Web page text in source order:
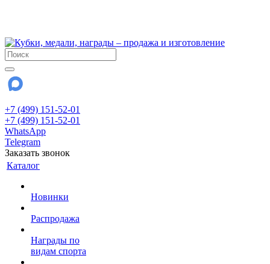
+7 (499) 151-52-01
+7 (499) 151-52-01
WhatsApp
Telegram
Заказать звонок
Каталог
Новинки
Распродажа
Награды по
видам спорта